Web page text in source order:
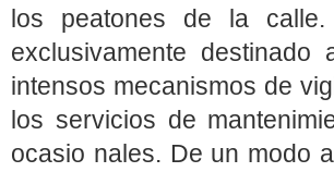
los peatones de la
exclusivamente
intensos mecanismos de
los servicios de
ocasio nales. De un modo